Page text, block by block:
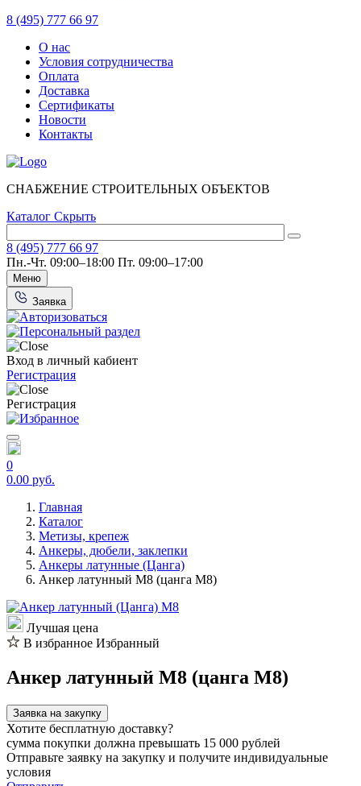
8 (495) 777 66 97
О нас
Условия сотрудничества
Оплата
Доставка
Сертификаты
Новости
Контакты
СНАБЖЕНИЕ СТРОИТЕЛЬНЫХ ОБЪЕКТОВ
Каталог Скрыть
8 (495) 777 66 97
Пн.-Чт. 09:00–18:00 Пт. 09:00–17:00
Меню
Заявка
Вход в личный кабиент
Регистрация
Регистрация
0
0.00 руб.
Главная
Каталог
Метизы, крепеж
Анкеры, дюбели, заклепки
Анкеры латунные (Цанга)
Анкер латунный М8 (цанга М8)
Лучшая цена
В избранное Избранный
Анкер латунный М8 (цанга М8)
Заявка на закупку
Хотите бесплатную доставку?
сумма покупки должна превышать 15 000 рублей
Отправьте заявку на закупку и получите индивидуальные
условия